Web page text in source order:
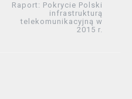
Raport: Pokrycie Polski
infrastrukturą
telekomunikacyjną w
2015 r.